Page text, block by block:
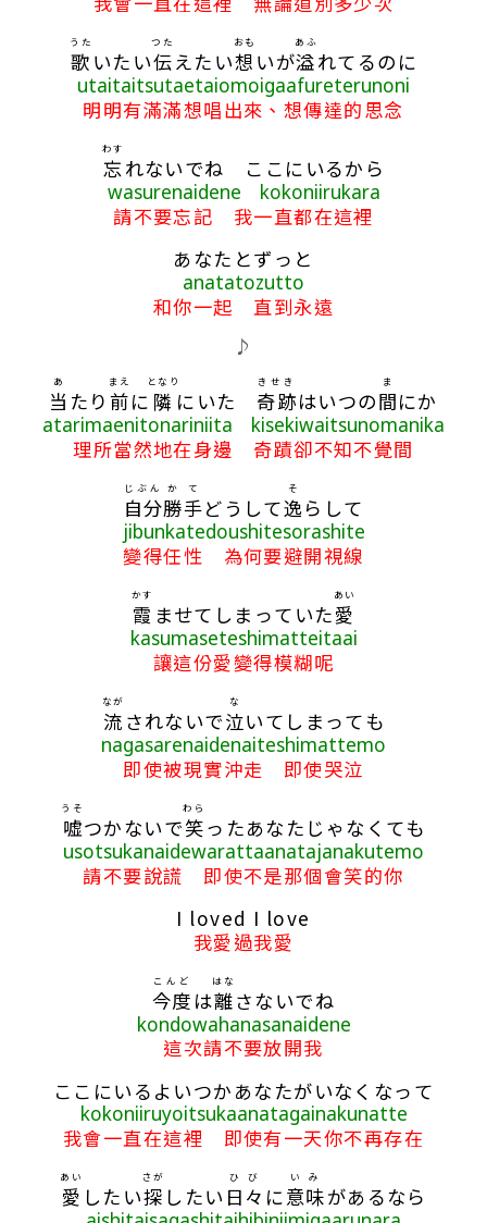
歌
うた
いたい伝
つた
えたい想
おも
いが溢
あふ
れてるのに
utaitaitsutaetaiomoigaafureterunoni
明明有滿滿想唱出來、想傳達的思念
忘
わす
れないでね ここにいるから
wasurenaidene kokoniirukara
請不要忘記 我一直都在這裡
あなたとずっと
anatatozutto
和你一起 直到永遠
♪
当
あ
たり 前
まえ
に 隣
となり
にいた 奇跡
きせき
はいつの間
ま
にか
atarimaenitonariniita kisekiwaitsunomanika
理所當然地在身邊 奇蹟卻不知不覺間
自分
じぶん
勝
か
手
て
どうして逸
そ
らして
jibunkatedoushitesorashite
變得任性 為何要避開視線
霞
かす
ませてしまっていた愛
あい
kasumaseteshimatteitaai
讓這份愛變得模糊呢
流
なが
されないで泣
な
いてしまっても
nagasarenaidenaiteshimattemo
即使被現實沖走 即使哭泣
嘘
うそ
つかないで笑
わら
ったあなたじゃなくても
usotsukanaidewarattaanatajanakutemo
請不要說謊 即使不是那個會笑的你
I loved I love
我愛過我愛
今度
こんど
は離
はな
さないでね
kondowahanasanaidene
這次請不要放開我
ここにいるよいつかあなたがいなくなって
kokoniiruyoitsukaanatagainakunatte
我會一直在這裡 即使有一天你不再存在
愛
あい
したい探
さが
したい 日々
ひび
に意味
いみ
があるなら